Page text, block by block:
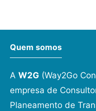
Quem somos
A W2G (Way2Go
empresa de
Planeamento de